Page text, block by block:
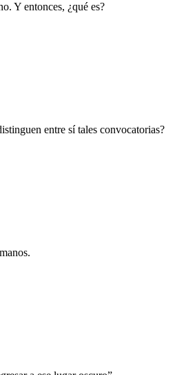
Y entonces, ¿qué es?
entre sí tales convocatorias?